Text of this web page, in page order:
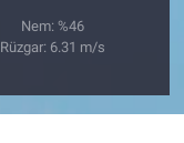
Nem: %46
Rüzgar: 6.31 m/s